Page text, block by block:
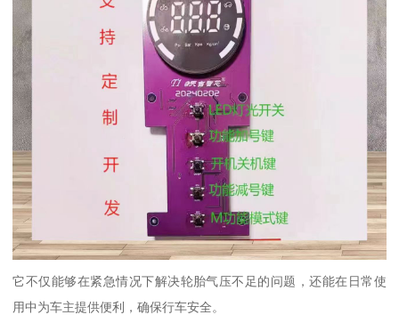
它不仅能够在紧急情况下解决轮胎气压不足的问题，还能在日常使
用中为车主提供便利，确保行车安全。